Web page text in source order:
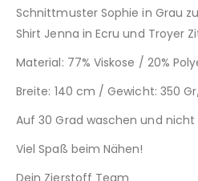
Schnittmuster Sophie in Grau
Shirt Jenna in Ecru und Troyer
Material: 77% Viskose / 20%
Breite: 140 cm / Gewicht: 350
Auf 30 Grad waschen und
Viel Spaß beim Nähen!
Dein Zierstoff Team